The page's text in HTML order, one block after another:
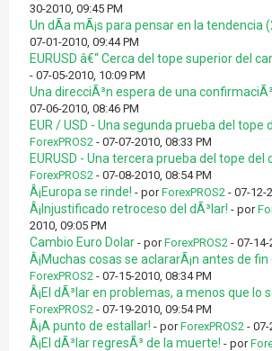
30-2010, 09:45 PM
Un dÃ­a mÃ¡s para pensar en la tendencia
07-01-2010, 09:44 PM
EURUSD â€“ Cerca del tope superior del
- 07-05-2010, 10:09 PM
Una direcciÃ³n espera de una
07-06-2010, 08:46 PM
EUR / USD - Una segunda prueba del tope
ForexPROS2 - 07-07-2010, 08:33 PM
EURUSD - Una tercera prueba del tope del
ForexPROS2 - 07-08-2010, 08:54 PM
Â¡Europa se rinde! - porForexPROS2 - 07-12-
Â¡Injustificado retroceso del dÃ³lar! - por
2010, 09:05 PM
Cambio Euro Dolar - porForexPROS2 - 07-14-
Â¡Muchas cosas se aclararÃ¡n antes de
ForexPROS2 - 07-15-2010, 08:34 PM
Â¡El dÃ³lar en problemas, a menos que lo
ForexPROS2 - 07-19-2010, 09:54 PM
Â¡A punto de estallar! - porForexPROS2 - 07-
Â¡El dÃ³lar regresÃ³ de la muerte! - por